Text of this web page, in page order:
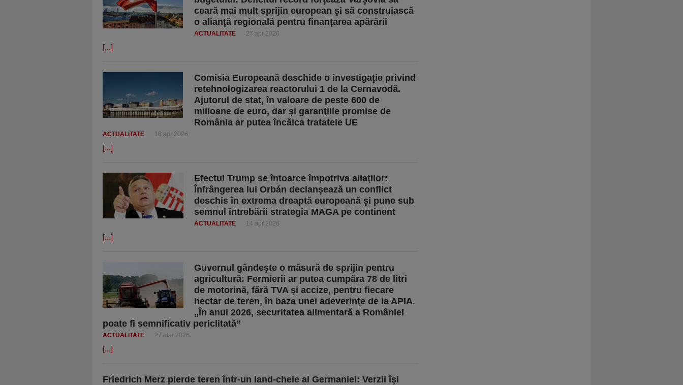
ceară mai mult sprijin european şi să construiască
o alianţă regională pentru finanţarea apărării
ACTUALITATE 27 apr 2026
[...]
Comisia Europeană deschide o investigaţie privind
retehnologizarea reactorului 1 de la Cernavodă.
Ajutorul de stat, în valoare de peste 600 de
milioane de euro, dar şi garanţiile promise de
România ar putea încălca tratatele UE
ACTUALITATE 16 apr 2026
[...]
Efectul Trump se întoarce împotriva aliaţilor:
Înfrângerea lui Orbán declanşează un conflict
deschis în extrema dreaptă europeană şi pune sub
semnul întrebării strategia MAGA pe continent
ACTUALITATE 14 apr 2026
[...]
Guvernul gândeşte o măsură de sprijin pentru
agricultură: Fermierii ar putea cumpăra 78 de litri
de motorină, fără TVA şi accize, pentru fiecare
hectar de teren, în baza unei adeverinţe de la APIA.
„În anul 2026, securitatea alimentară a României
poate fi semnificativ periclitată”
ACTUALITATE 27 mar 2026
[...]
Friedrich Merz pierde teren într-un land-cheie al Germaniei: Verzii îşi